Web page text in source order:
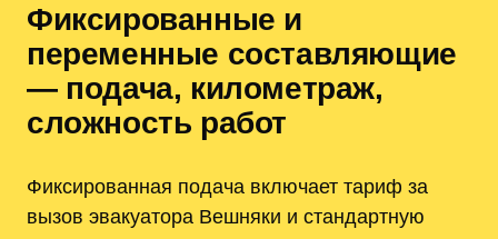
Фиксированные и
переменные составляющие
— подача, километраж,
сложность работ
Фиксированная подача включает тариф за
вызов эвакуатора Вешняки и стандартную